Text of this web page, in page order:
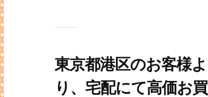
東京都港区のお客様よ
り、宅配にて高価お買